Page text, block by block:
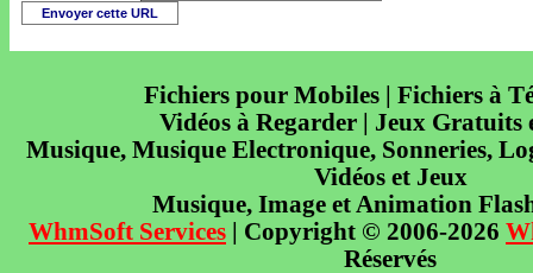
Fichiers pour Mobiles | Fichiers à
Vidéos à Regarder | Jeux Gratuits
Musique, Musique Electronique, Sonneries,
Vidéos et Jeux
Musique, Image et Animation
WhmSoft Services | Copyright © 2006-2026
Réservés